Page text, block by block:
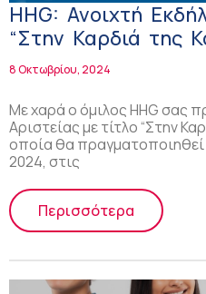
HHG: Ανοιχτή
“Στην Καρδιά της
8 Οκτωβρίου, 2024
Με χαρά ο όμιλος HHG σας
Αριστείας με τίτλο “Στην
οποία θα
2024, στις
Περισσότερα